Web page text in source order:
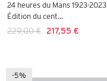
24 heures du Mans 1923-2023
Édition du cent...
229,00 € 217,55 €
-5%